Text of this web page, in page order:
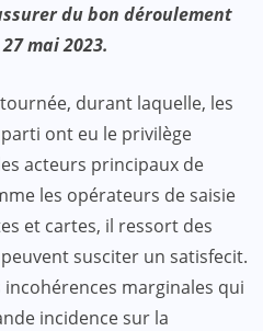
du bon déroulement
mai 2023.
tournée, durant laquelle, les
ont eu le privilège
acteurs principaux de
les opérateurs de saisie
et cartes, il ressort des
susciter un satisfecit.
marginales qui
incidence sur la